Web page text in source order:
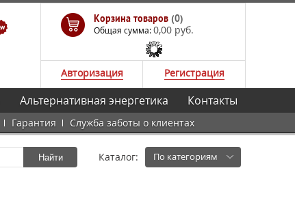
Корзина товаров (0)
Общая сумма:0,00 руб.
Авторизация Регистрация
Гарантия Служба заботы о клиентах
Альтернативная энергетика Контакты
Найти Каталог: По категориям